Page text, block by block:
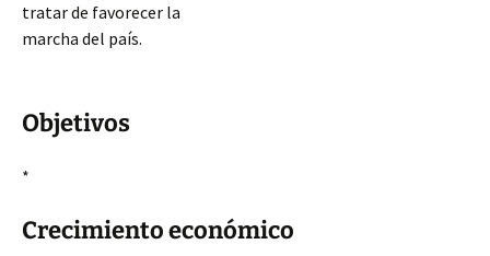
tratar de favorecer la
marcha del país.
Objetivos
*
Crecimiento económico